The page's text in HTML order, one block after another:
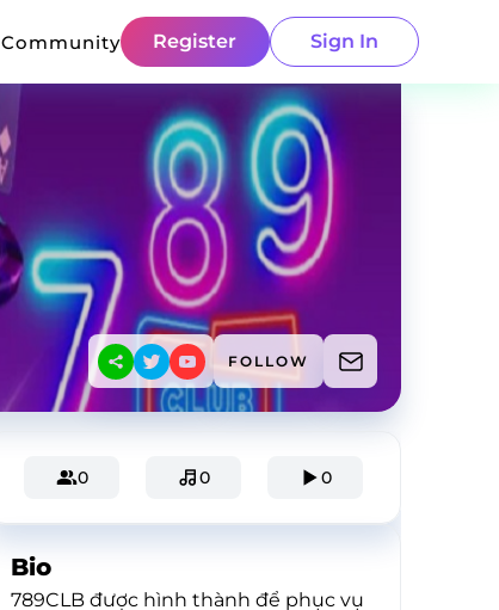
Community Register Sign In
FOLLOW
0 0 0
Bio
789CLB được hình thành để phục vụ